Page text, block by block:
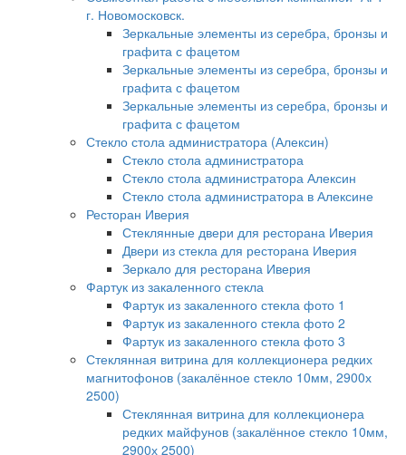
г. Новомосковск.
Зеркальные элементы из серебра, бронзы и
графита с фацетом
Зеркальные элементы из серебра, бронзы и
графита с фацетом
Зеркальные элементы из серебра, бронзы и
графита с фацетом
Стекло стола администратора (Алексин)
Стекло стола администратора
Стекло стола администратора Алексин
Стекло стола администратора в Алексине
Ресторан Иверия
Стеклянные двери для ресторана Иверия
Двери из стекла для ресторана Иверия
Зеркало для ресторана Иверия
Фартук из закаленного стекла
Фартук из закаленного стекла фото 1
Фартук из закаленного стекла фото 2
Фартук из закаленного стекла фото 3
Стеклянная витрина для коллекционера редких
магнитофонов (закалённое стекло 10мм, 2900х
2500)
Стеклянная витрина для коллекционера
редких майфунов (закалённое стекло 10мм,
2900х 2500)